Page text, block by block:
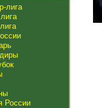
лига
России